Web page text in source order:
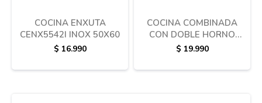
COCINA ENXUTA
CENX5542I INOX 50X60
$ 16.990
COCINA COMBINADA
CON DOBLE HORNO
XION
$ 19.990